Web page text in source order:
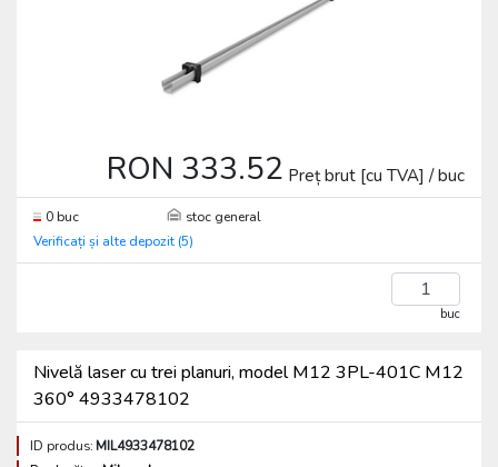
RON 333.52 Preț brut [cu TVA] / buc
0 buc
stoc general
Verificați și alte depozit (5)
buc
Nivelă laser cu trei planuri, model M12 3PL-401C M12
360° 4933478102
ID produs:MIL4933478102